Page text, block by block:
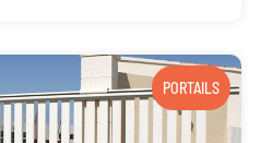
PORTAILS